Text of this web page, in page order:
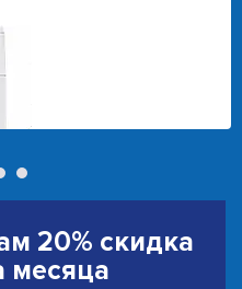
20% скидка
месяца